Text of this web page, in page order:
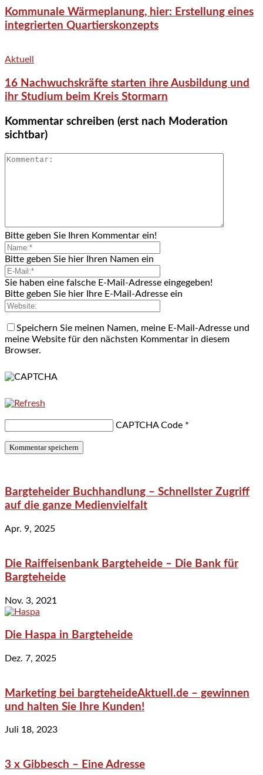
Kommunale Wärmeplanung, hier: Erstellung eines
integrierten Quartierskonzepts
Aktuell
16 Nachwuchskräfte starten ihre Ausbildung und
ihr Studium beim Kreis Stormarn
Kommentar schreiben (erst nach Moderation
sichtbar)
Bitte geben Sie Ihren Kommentar ein!
Bitte geben Sie hier Ihren Namen ein
Sie haben eine falsche E-Mail-Adresse eingegeben!
Bitte geben Sie hier Ihre E-Mail-Adresse ein
Speichern Sie meinen Namen, meine E-Mail-Adresse und
meine Website für den nächsten Kommentar in diesem
Browser.
CAPTCHA Code *
Bargteheider Buchhandlung – Schnellster Zugriff
auf die ganze Medienvielfalt
Apr. 9, 2025
Die Raiffeisenbank Bargteheide – Die Bank für
Bargteheide
Nov. 3, 2021
Die Haspa in Bargteheide
Dez. 7, 2025
Marketing bei bargteheideAktuell.de – gewinnen
und halten Sie Ihre Kunden!
Juli 18, 2023
3 x Gibbesch – Eine Adresse